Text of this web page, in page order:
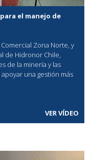
el manejo de
Zona Norte, y
de Hidronor Chile,
de la minería y las
una gestión más
VER VÍDEO